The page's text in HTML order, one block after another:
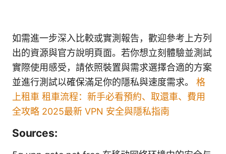
如需進一步深入比較或實測報告，歡迎參考上方列
出的資源與官方說明頁面。若你想立刻體驗並測試
實際使用感受，請依照裝置與需求選擇合適的方案
並進行測試以確保滿足你的隱私與速度需求。 格
上租車 租車流程：新手必看預約、取還車、費用
全攻略 2025最新 VPN 安全與隱私指南
Sources: